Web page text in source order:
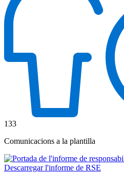
133
Comunicacions a la plantilla
Descarregar l'informe de RSE